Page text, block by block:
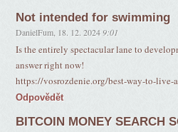
Not intended for swimming
DanielFum 18. 12. 2024 9:01
Is the entirely spectacular lane to
answer right now!
https://vosrozdenie.org/best-way-to-live-
Odpovědět
BITCOIN MONEY SEARCH